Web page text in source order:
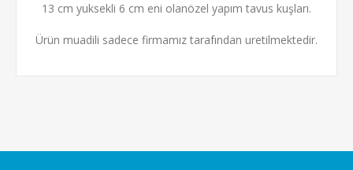
13 cm yuksekli 6 cm eni olanözel yapım tavus kuşları.
Ürün muadili sadece firmamız tarafından uretilmektedir.